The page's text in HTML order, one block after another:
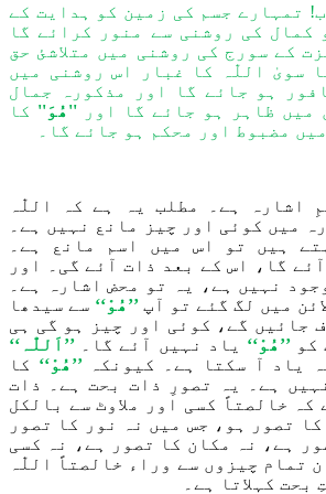
تمہارے جسم کی زمین کو ہدایت کے
کمال کی روشنی سے منور کرائے گا
کے سورج کی روشنی میں متلاشئ حق
سویٰ
اللّٰہ
کا غبار اس روشنی میں
ہو جائے گا اور مذکورہ جمال
میں ظاہر ہو جائے گا اور ''ھُوَ'' کا
مضبوط اور محکم ہو جائے گا۔
اشارہ ہے۔ مطلب یہ ہے کہ
اللّٰہ
میں کوئی اور چیز م انع نہیں ہے۔
ہیں تو اس میں اسم مانع ہے۔
گا، اس کے بعد
ذات آئے گی۔ اور
نہیں ہے ، یہ تو
محض اشارہ ہے۔
میں لگ گئ ے تو آپ ’’ھُوْ‘‘ سے سیدھا
جائیں گے، کوئی اور چیز ہو گی ہی
کو ’’ھُوْ‘‘ یاد نہیں آئے گا۔ ’’اَللّٰہ‘‘
یاد آ سکتا ہے۔ کیونکہ’’ھُوْ‘‘ کا
ہے۔ یہ تصورِ ذات ب حتہے۔
ذات
کہ خالص تاً کسی اور ملا و ٹ سے بالکل
کا تصور ہو، جس میں نہ نور کا تصور
ہے، نہ مکان کا تصور ہے، نہ کسی
تمام چیزوں سے وراء خالص تاً
اللّٰہ
ب حت کہلاتا ہے۔